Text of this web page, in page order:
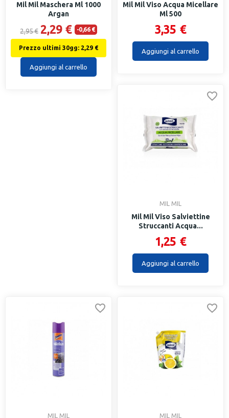
Mil Mil Maschera Ml 1000
Argan
2,95 € 2,29 € -0,66 €
Prezzo ultimi 30gg: 2,29 €
Aggiungi al carrello
Mil Mil Viso Acqua Micellare
Ml 500
3,35 €
Aggiungi al carrello
MIL MIL
Mil Mil Viso Salviettine
Struccanti Acqua...
1,25 €
Aggiungi al carrello
MIL MIL MIL MIL